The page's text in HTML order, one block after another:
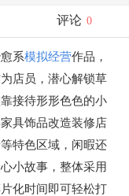
评论 0
系模拟经营作品，
店员，潜心解锁草
接待形形色色的小
具饰品改造装修店
特色区域，闲暇还
小故事，整体采用
化时间即可轻松打